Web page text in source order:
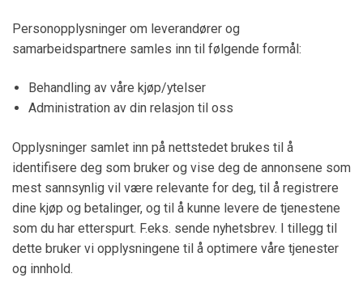
Personopplysninger om leverandører og
samarbeidspartnere samles inn til følgende formål:
Behandling av våre kjøp/ytelser
Administration av din relasjon til oss
Opplysninger samlet inn på nettstedet brukes til å
identifisere deg som bruker og vise deg de annonsene som
mest sannsynlig vil være relevante for deg, til å registrere
dine kjøp og betalinger, og til å kunne levere de tjenestene
som du har etterspurt. F.eks. sende nyhetsbrev. I tillegg til
dette bruker vi opplysningene til å optimere våre tjenester
og innhold.